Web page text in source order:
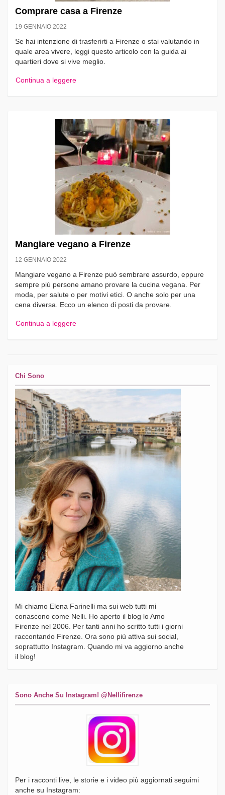
Comprare casa a Firenze
19 GENNAIO 2022
Se hai intenzione di trasferirti a Firenze o stai valutando in
quale area vivere, leggi questo articolo con la guida ai
quartieri dove si vive meglio.
Continua a leggere
Mangiare vegano a Firenze
12 GENNAIO 2022
Mangiare vegano a Firenze può sembrare assurdo, eppure
sempre più persone amano provare la cucina vegana. Per
moda, per salute o per motivi etici. O anche solo per una
cena diversa. Ecco un elenco di posti da provare.
Continua a leggere
Chi Sono
Mi chiamo Elena Farinelli ma sui web tutti mi
conascono come Nelli. Ho aperto il blog lo Amo
Firenze nel 2006. Per tanti anni ho scritto tutti i giorni
raccontando Firenze. Ora sono più attiva sui social,
soprattutto Instagram. Quando mi va aggiorno anche
il blog!
Sono Anche Su Instagram! @nellifirenze
Per i racconti live, le storie e i video più aggiornati seguimi
anche su Instagram: